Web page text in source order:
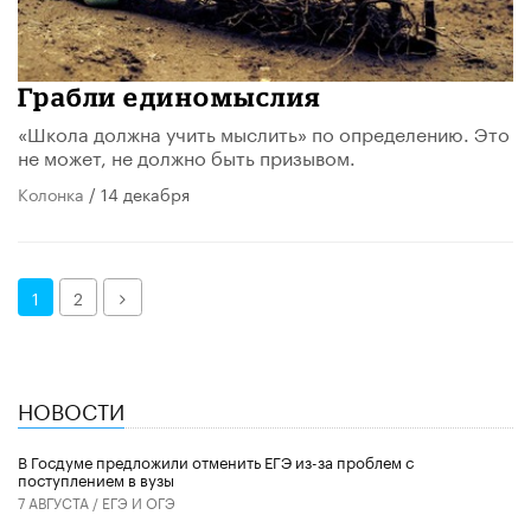
Грабли единомыслия
«Школа должна учить мыслить» по определению. Это
не может, не должно быть призывом.
Колонка / 14 декабря
1 2 Далее
НОВОСТИ
В Госдуме предложили отменить ЕГЭ из-за проблем с
поступлением в вузы
7 АВГУСТА / ЕГЭ И ОГЭ